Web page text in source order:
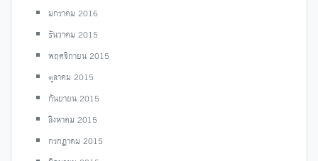
มกราคม 2016
ธันวาคม 2015
พฤศจิกายน 2015
ตุลาคม 2015
กันยายน 2015
สิงหาคม 2015
กรกฎาคม 2015